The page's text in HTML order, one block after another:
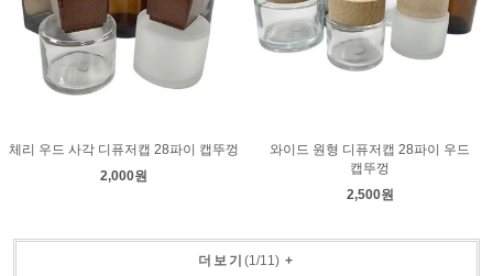
체리 우드 사각 디퓨저캡 28파이 캡뚜껑
2,000원
와이드 원형 디퓨저캡 28파이 우드
캡뚜껑
2,500원
더보기 (1/11) +